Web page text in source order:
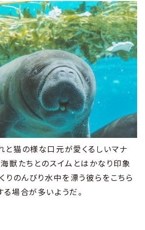
と猫の様な口元が愛くるしいマナ
獣たちとのスイムとはかなり印象
りのんびり水中を漂う彼らをこちら
場合が多いようだ。